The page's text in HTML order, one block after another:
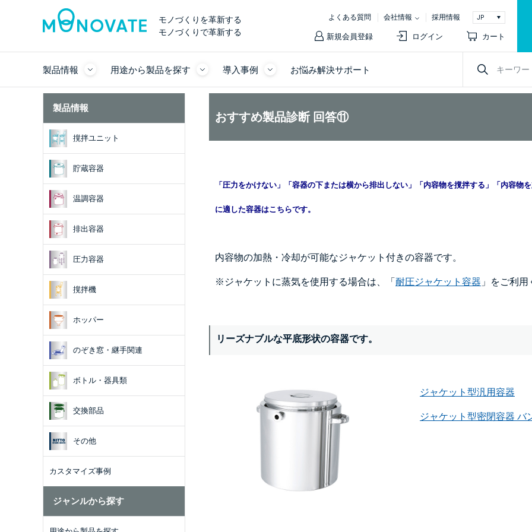
モノづくりを革新する
モノづくりで革新する
よくある質問 会社情報 採用情報
新規会員登録 ログイン カート
製品情報 用途から製品を探す 導入事例 お悩み解決サポート
製品情報
撹拌ユニット
貯蔵容器
温調容器
排出容器
圧力容器
撹拌機
ホッパー
のぞき窓・継手関連
ボトル・器具類
交換部品
その他
カスタマイズ事例
ジャンルから探す
おすすめ製品診断 回答⑪
「圧力をかけない」 「容器の下または横から排出しない」 「 内容物を撹拌する 」 「内容物
に適した容器はこちらです。
内容物の加熱・冷却が可能なジャケット付きの容器です。
※ジャケットに蒸気を使用する場合は、「耐圧ジャケット容器 」をご利用
リーズナブルな平底形状の容器です。
ジャケット型汎用容器
ジャケット型密閉容器 バ